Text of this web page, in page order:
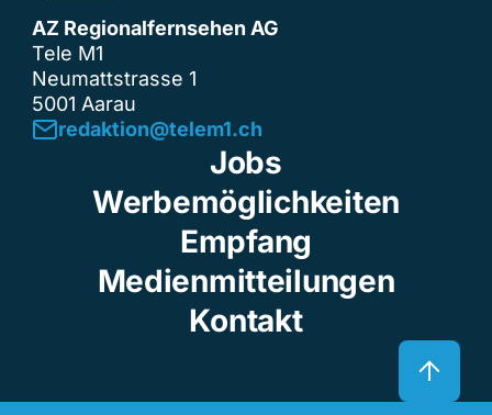
AZ Regionalfernsehen AG
Tele M1
Neumattstrasse 1
5001 Aarau
redaktion@telem1.ch
Jobs
Werbemöglichkeiten
Empfang
Medienmitteilungen
Kontakt